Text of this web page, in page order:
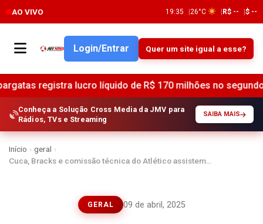
AO VIVO 19:35 26°C R$ -- $ --
Login/Entrar Quer um site igual a esse?
lucro líquido de R$ 170 milhões no segundo trimestre,
Conheça a Solução Cross Media da JMV para
Rádios, TVs e Streaming
SAIBA MAIS
Início › geral ›
Cuca, Bracks e comissão técnica do Atlético assistem…
GERAL 09 de abril, 2025